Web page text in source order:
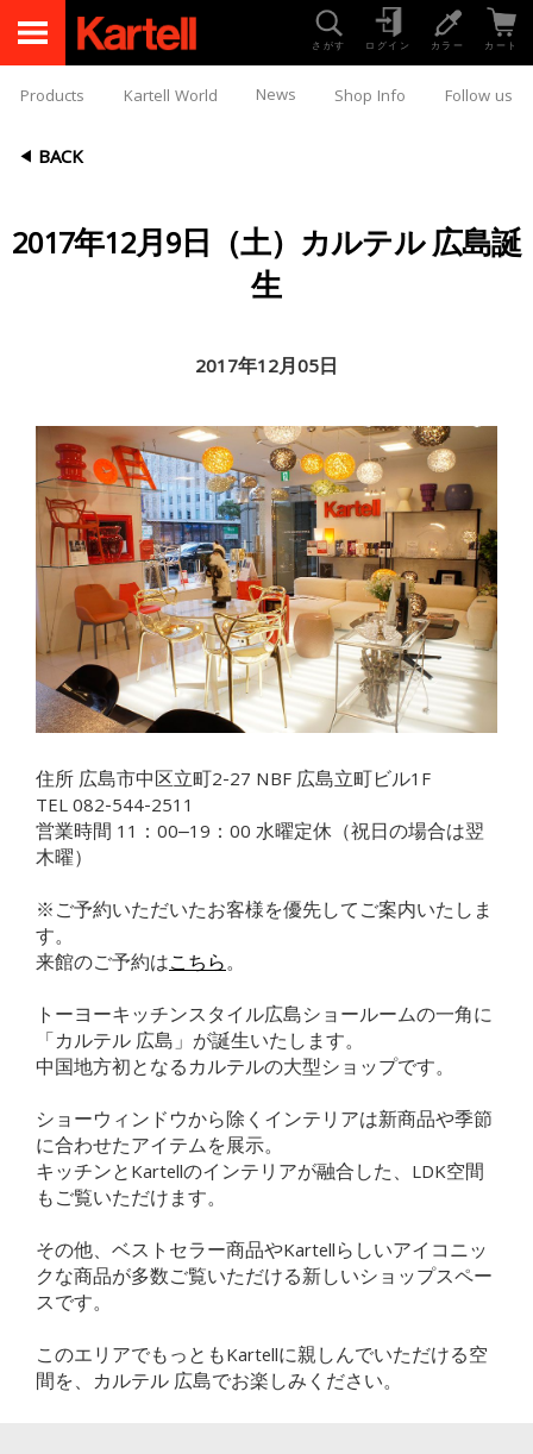
さがす ログイン カラー カート
Products Kartell World News Shop Info Follow us
BACK
2017年12月9日（土）カルテル 広島誕
生
2017年12月05日
住所 広島市中区立町2-27 NBF 広島立町ビル1F
TEL 082-544-2511
営業時間 11：00‒19：00 水曜定休（祝日の場合は翌
木曜）
※ご予約いただいたお客様を優先してご案内いたしま
す。
来館のご予約はこちら。
トーヨーキッチンスタイル広島ショールームの一角に
「カルテル 広島」が誕生いたします。
中国地方初となるカルテルの大型ショップです。
ショーウィンドウから除くインテリアは新商品や季節
に合わせたアイテムを展示。
キッチンとKartellのインテリアが融合した、LDK空間
もご覧いただけます。
その他、ベストセラー商品やKartellらしいアイコニッ
クな商品が多数ご覧いただける新しいショップスペー
スです。
このエリアでもっともKartellに親しんでいただける空
間を、カルテル 広島でお楽しみください。